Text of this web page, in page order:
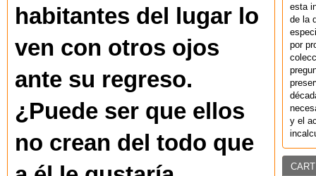
habitantes del lugar lo
ven con otros ojos
ante su regreso.
¿Puede ser que ellos
no crean del todo que
esta
de la
por
y el